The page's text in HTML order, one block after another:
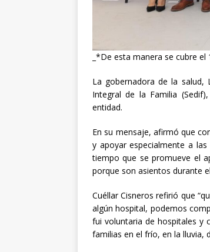
_*De esta manera se cubre
La gobernadora de la salud,
Integral de la Familia
entidad.
Ensu mensaje, afirmó que
y apoyar especialmente a
tiempo que se promueve el
porque son asientos durante
Cuéllar Cisneros refirió que
algún hospital, podemos
fui voluntaria de hospitales y
familias en el frío, en la lluvia,